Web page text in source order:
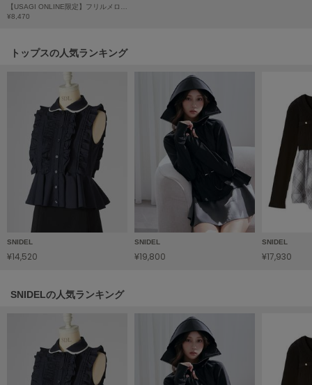
PUMA
SALOMON
サロモン
sanrio house
サンリオハウス
SESAME STREET MARKET
セサミストリートマーケット
SHAKA
Sneakers by emmi
スノーピーク
SNIDEL
¥8,470
トップスの人気ランキング
SNIDEL
¥14,520
SNIDEL
¥19,800
SNIDEL
¥17,930
SNIDELの人気ランキング